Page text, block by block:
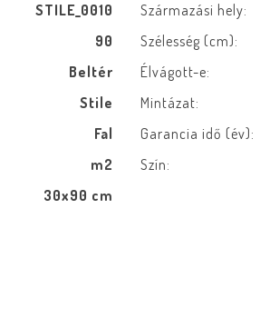
STILE_0010 Származási hely:
90 Szélesség (cm):
Beltér Élvágott-e:
Stile Mintázat:
Fal Garancia idő (év):
m2 Szín:
30x90 cm